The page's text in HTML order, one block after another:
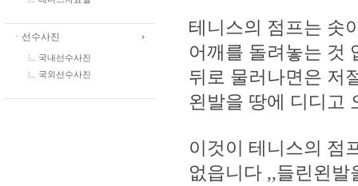
ㆍ선수사진
국내선수사진
국외선수사진
테니스의 점프는 솟
어깨를 돌려놓는 것
뒤로 물러나면은 저
왼발을 땅에 디디고
이것이 테니스의 점
없읍니다 ,,들린왼